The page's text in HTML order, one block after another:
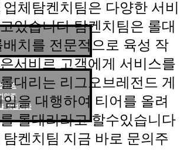
인증
인증
작업인증
체탐켄치팀은 다양한 서비
있습니다 탐켄치팀은 롤대
배치를 전문적으로 육성 작
서비르 고객에게 서비스를
대리는 리그오브레전드 게
을 대행하여 티어를 올려
롤대리라고 할수있습니다
켄치팀 지금 바로 문의주